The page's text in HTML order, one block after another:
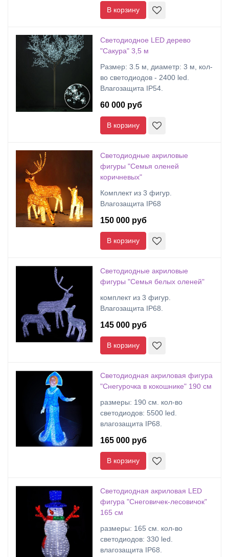
В корзину
Светодиодное LED дерево
"Сакура" 3,5 м
Размер: 3.5 м, диаметр: 3 м, кол-
во светодиодов - 2400 led.
Влагозащита IP54.
60 000 руб
В корзину
Светодиодные акриловые
фигуры "Семья оленей
коричневых"
Комплект из 3 фигур.
Влагозащита IP68
150 000 руб
В корзину
Светодиодные акриловые
фигуры "Семья белых оленей"
комплект из 3 фигур.
Влагозащита IP68.
145 000 руб
В корзину
Светодиодная акриловая фигура
"Снегурочка в кокошнике" 190 см
размеры: 190 cм. кол-во
светодиодов: 5500 led.
влагозащита IP68.
165 000 руб
В корзину
Светодиодная акриловая LED
фигура "Снеговичек-лесовичок"
165 см
размеры: 165 cм. кол-во
светодиодов: 330 led.
влагозащита IP68.